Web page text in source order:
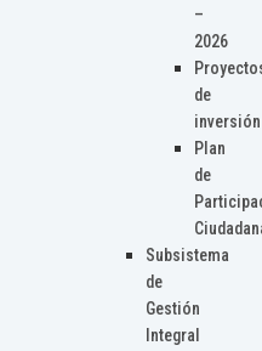
–
2026
de
inversión
Plan
de
Subsistema
de
Gestión
Integral